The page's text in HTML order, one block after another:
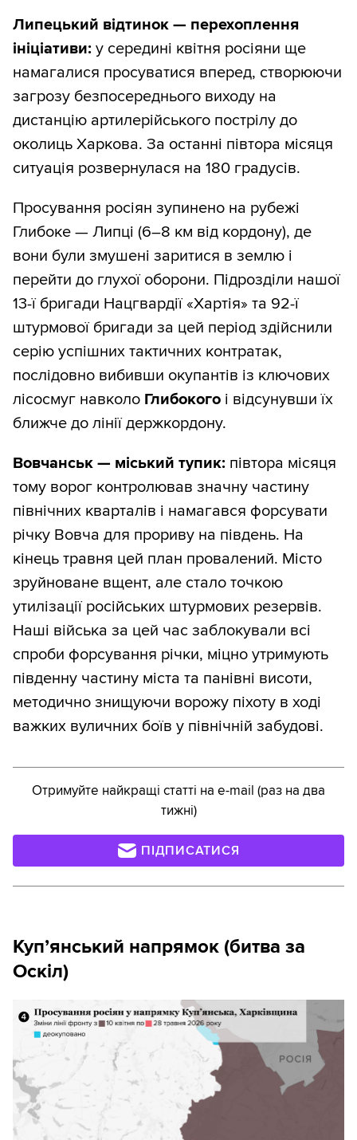
Липецький відтинок — перехоплення
ініціативи: у середині квітня росіяни ще
намагалися просуватися вперед, створюючи
загрозу безпосереднього виходу на
дистанцію артилерійського пострілу до
околиць Харкова. За останні півтора місяця
ситуація розвернулася на 180 градусів.
Просування росіян зупинено на рубежі
Глибоке — Липці (6–8 км від кордону), де
вони були змушені заритися в землю і
перейти до глухої оборони. Підрозділи нашої
13-ї бригади Нацгвардії «Хартія» та 92-ї
штурмової бригади за цей період здійснили
серію успішних тактичних контратак,
послідовно вибивши окупантів із ключових
лісосмуг навколо Глибокого і відсунувши їх
ближче до лінії держкордону.
Вовчанськ — міський тупик: півтора місяця
тому ворог контролював значну частину
північних кварталів і намагався форсувати
річку Вовча для прориву на південь. На
кінець травня цей план провалений. Місто
зруйноване вщент, але стало точкою
утилізації російських штурмових резервів.
Наші війська за цей час заблокували всі
спроби форсування річки, міцно утримують
південну частину міста та панівні висоти,
методично знищуючи ворожу піхоту в ході
важких вуличних боїв у північній забудові.
Отримуйте найкращі статті на e-mail (раз на два
тижні)
ПІДПИСАТИСЯ
Куп’янський напрямок (битва за
Оскіл)